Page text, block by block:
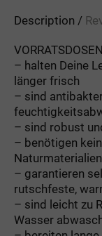
Description
– halten Deine
länger frisch
– sind
– sind robust
– benötigen
Naturmaterialien
– garantieren
rutschfeste,
– sind leicht zu
Wasser